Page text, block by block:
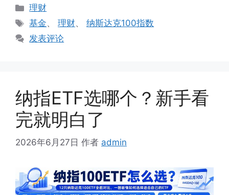
分
类
理财
标
签
基金、理财、纳斯达克100指数
发表评论
纳指ETF选哪个？新手看
完就明白了
2026年6月27日 作者 admin